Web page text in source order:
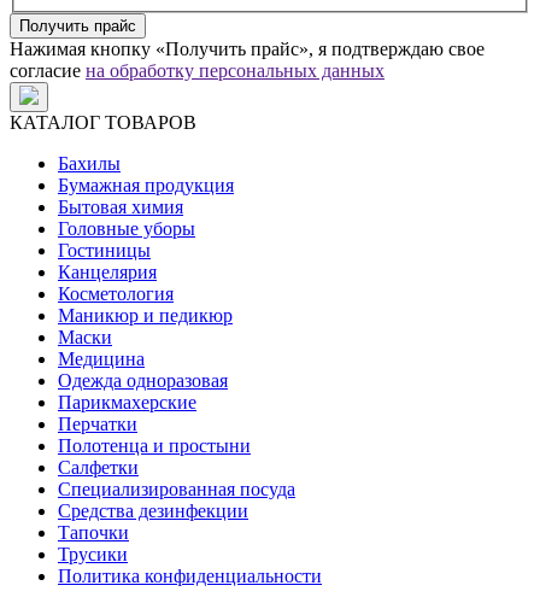
Получить прайс
Нажимая кнопку «Получить прайс», я подтверждаю свое
согласие на обработку персональных данных
КАТАЛОГ ТОВАРОВ
Бахилы
Бумажная продукция
Бытовая химия
Головные уборы
Гостиницы
Канцелярия
Косметология
Маникюр и педикюр
Маски
Медицина
Одежда одноразовая
Парикмахерские
Перчатки
Полотенца и простыни
Салфетки
Специализированная посуда
Средства дезинфекции
Тапочки
Трусики
Политика конфиденциальности